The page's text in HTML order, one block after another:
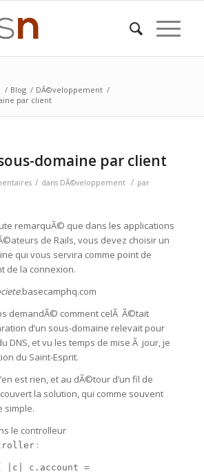
/ Blog / DÃ©veloppement /
par client
domaine par client
/ dans DÃ©veloppement / par
remarquÃ© que dans les applications
de Rails, vous devez choisir un
qui vous servira comme point de
de la connexion.
.basecamphq.com
demandÃ© comment celÃ Ã©tait
d’un sous-domaine relevait pour
DNS, et vu les temps de mise Ã jour, je
du Saint-Esprit.
est rien, et au dÃ©tour d’un fil de
la solution, qui comme souvent
simple.
le controlleur
:
c.account =